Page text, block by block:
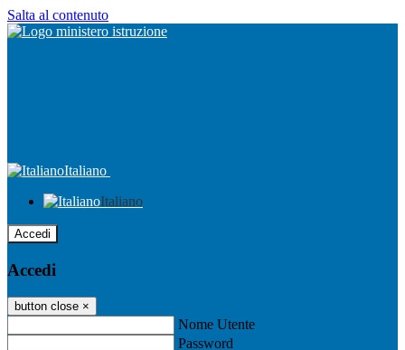
Salta al contenuto
Italiano
Italiano
Accedi
Accedi
button close ×
Nome Utente
Password